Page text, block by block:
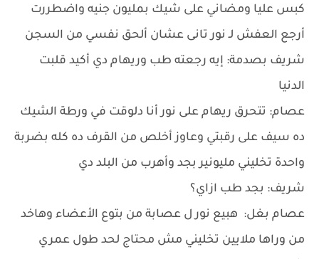
كبس عليا ومضاني على شيك بمليون جنيه واضطررت
أرجع العفش لـ نور تانى عشان ألحق نفسي من السجن
شريف بصدمة: إيه رجعته طب وريهام دي أكيد قلبت
الدنيا
عصام: تتحرق ريهام على نور أنا دلوقت في ورطة الشيك
ده سيف على رقبتي وعاوز أخلص من القرف ده كله بضربة
واحدة تخليني مليونير بجد وأهرب من البلد دي
شريف: بجد طب ازاي؟
عصام بغل: هبيع نور ل عصابة من بتوع الأعضاء وهاخد
من وراها ملايين تخليني مش محتاج لحد طول عمري